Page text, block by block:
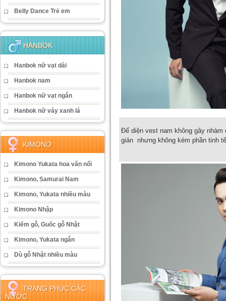
Belly Dance Trẻ em
HANBOK
Hanbok nữ vạt dài
Hanbok nam
Hanbok nữ vạt ngắn
Hanbok nữ váy xanh lá
KIMONO
Kimono Yukata hoa văn nổi
Kimono, Samurai Nam
Kimono, Yukata nhiều màu
Kimono Nhập
Kiếm gỗ, Guốc gỗ Nhật
Kimono, Yukata ngắn
Dù gỗ Nhật nhiều màu
TRANG PHỤC CÁC
NƯỚC
Để diện vest nam không gây
giản nhưng không kém phần tinh